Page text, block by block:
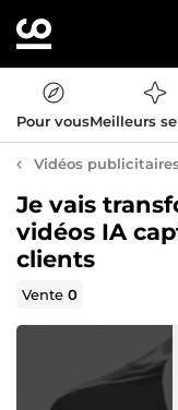
Pour vousMeilleurs
Vidéos
Je vais
vidéos IA
clients
Vente0